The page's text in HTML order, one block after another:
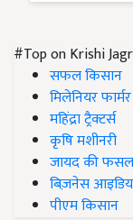
#Top on Krishi
सफल किसान
मिलेनियर
महिंद्रा ट्रैक्टर्स
कृषि मशीनरी
जायद की फसल
बिज़नेस
पीएम किसान